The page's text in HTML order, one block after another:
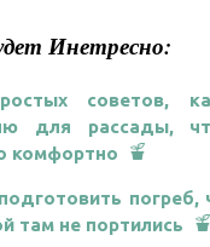
Инетресно:
советов,
для рассады,
комфортно
там не портились